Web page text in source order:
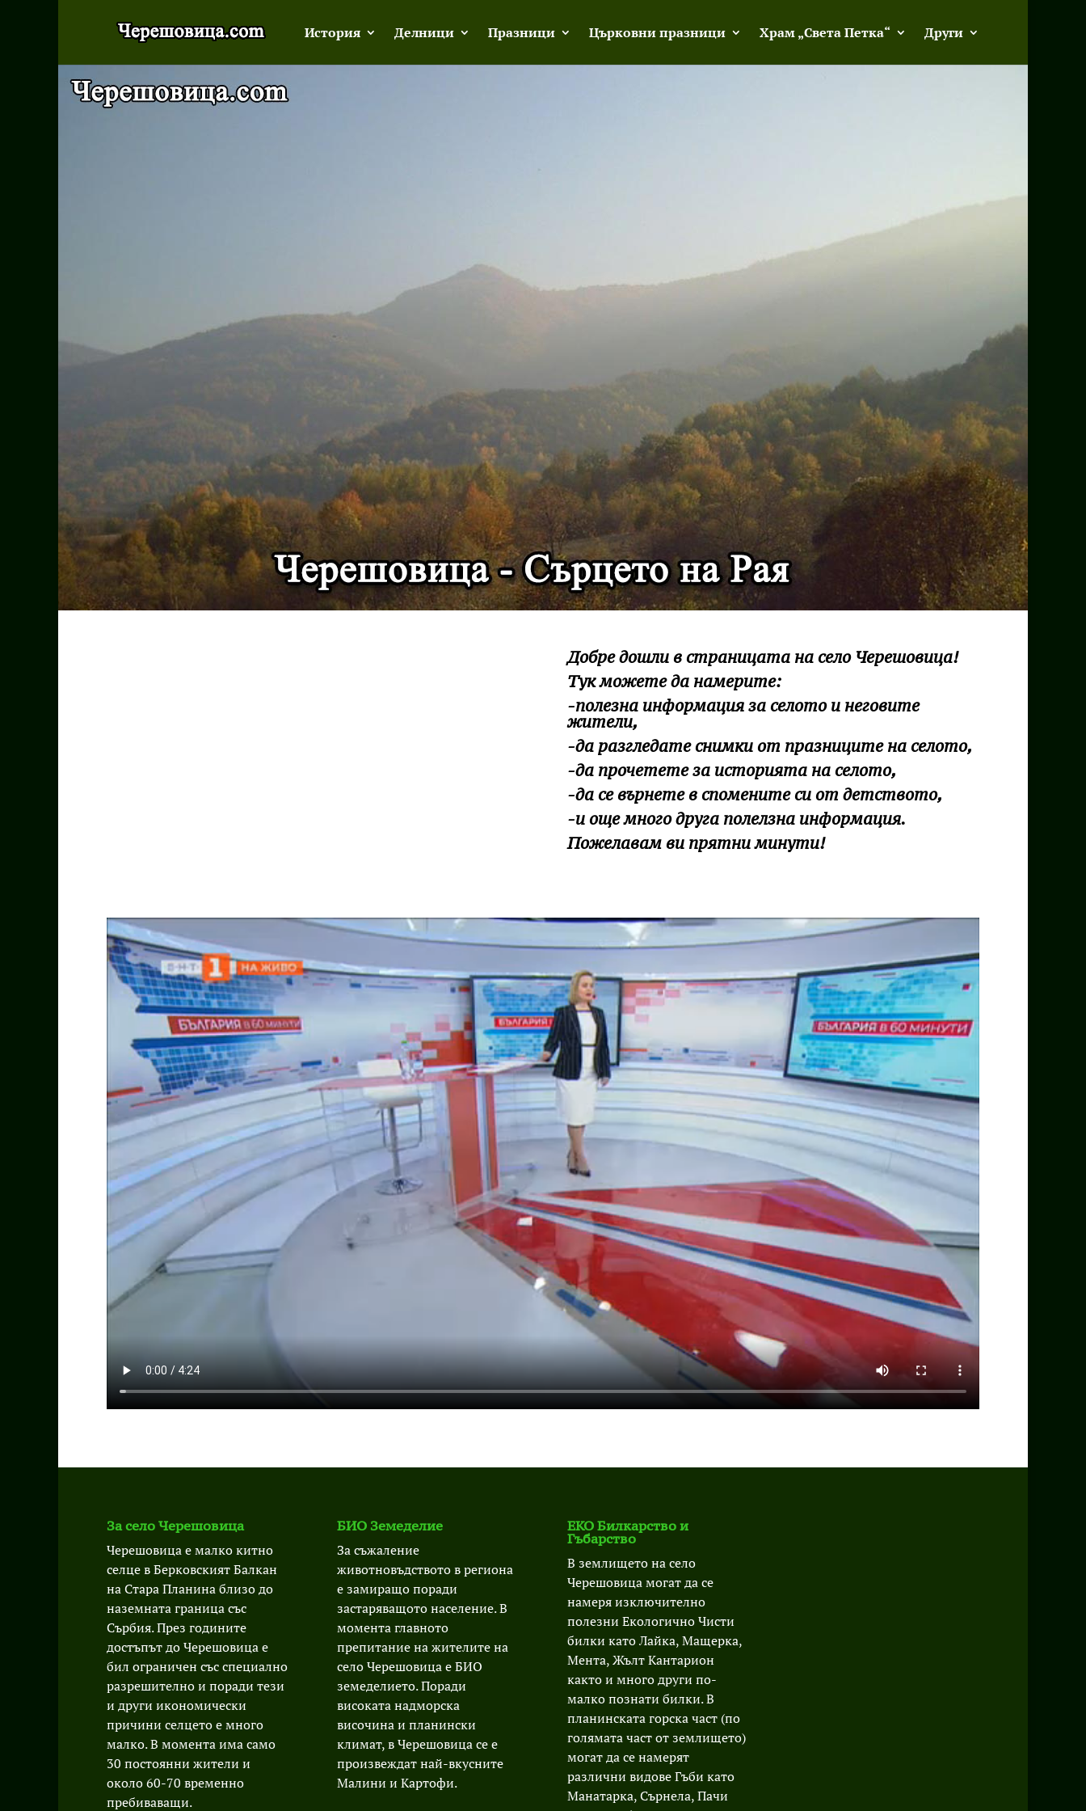
История Делници Празници Църковни празници Храм „Света Петка“ Други
Добре дошли в страницата на село Черешовица!
Тук можете да намерите:
-полезна информация за селото и неговите
жители,
-да разгледате снимки от празниците на селото,
-да прочетете за историята на селото,
-да се върнете в спомените си от детството,
-и още много друга полелзна информация.
Пожелавам ви прятни минути!
За село Черешовица
Черешовица е малко китно
селце в Берковският Балкан
на Стара Планина близо до
наземната граница със
Сърбия. През годините
достъпът до Черешовица е
бил ограничен със специално
разрешително и поради тези
и други икономически
причини селцето е много
малко. В момента има само
30 постоянни жители и
около 60-70 временно
пребиваващи.
БИО Земеделие
За съжаление
животновъдството в региона
е замиращо поради
застаряващото население. В
момента главното
препитание на жителите на
село Черешовица е БИО
земеделието. Поради
високата надморска
височина и планински
климат, в Черешовица се е
произвеждат най-вкусните
Малини и Картофи.
ЕКО Билкарство и
Гъбарство
В землището на село
Черешовица могат да се
намеря изключително
полезни Екологично Чисти
билки като Лайка, Мащерка,
Мента, Жълт Кантарион
както и много други по-
малко познати билки. В
планинската горска част (по
голямата част от землището)
могат да се намерят
различни видове Гъби като
Манатарка, Сърнела, Пачи